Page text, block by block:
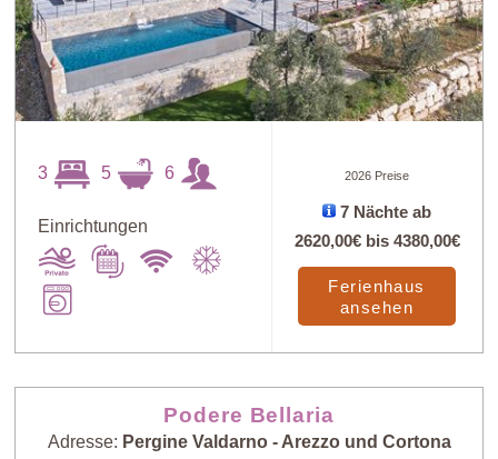
3 5 6
Einrichtungen
2026 Preise
7 Nächte ab
2620,00€bis 4380,00€
Ferienhaus
ansehen
Podere Bellaria
Adresse: Pergine Valdarno - Arezzo und Cortona